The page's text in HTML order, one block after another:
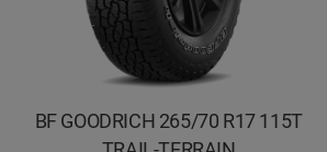
BF GOODRICH 265/70 R17 115T